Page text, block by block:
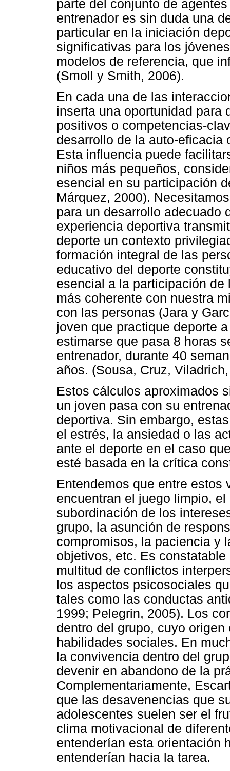
parte del conjunto de
entrenador es sin duda una
particular en la iniciación
significativas para los
modelos de referencia, que
(Smoll y Smith, 2006).
En cada una de las
inserta una oportunidad para
positivos o competencias-
desarrollo de la auto-eficacia
Esta influencia puede
niños más pequeños,
esencial en su participación
Márquez, 2000).
para un desarrollo adecuado
experiencia deportiva
deporte un contexto
formación integral de las
educativo del deporte
esencial a la participación
más coherente con nuestra
con las personas (Jara y
joven que practique deporte
estimarse que pasa 8 horas
entrenador, durante 40
años. (Sousa, Cruz,
Estos cálculos aproximados
un joven pasa con su
deportiva. Sin embargo,
el estrés, la ansiedad o las
ante el deporte en el caso
esté basada en la crítica
Entendemos que entre estos
encuentran el juego limpio,
subordinación de los
grupo, la asunción de
compromisos, la paciencia y
objetivos, etc. Es
multitud de conflictos
los aspectos psicosociales
tales como las conductas
1999; Pelegrin, 2005). Los
dentro del grupo, cuyo
habilidades sociales. En
la convivencia dentro del
devenir en abandono de la
Complementariamente,
que las desavenencias que
adolescentes suelen ser el
clima motivacional de
entenderían esta orientación
entenderían hacia la tarea.